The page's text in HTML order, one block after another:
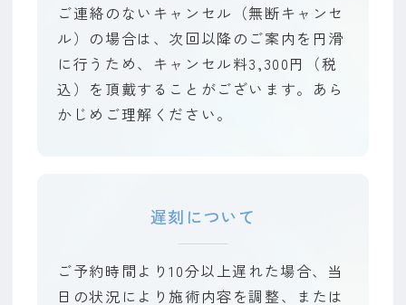
ご連絡のないキャンセル（無断キャンセ
ル）の場合は、次回以降のご案内を円滑
に行うため、キャンセル料3,300円（税
込）を頂戴することがございます。あら
かじめご理解ください。
遅刻について
ご予約時間より10分以上遅れた場合、当
日の状況により施術内容を調整、または